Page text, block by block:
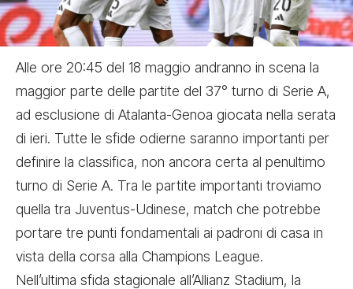
Alle ore 20:45 del 18 maggio andranno in scena la
maggior parte delle partite del 37° turno di Serie A,
ad esclusione di Atalanta-Genoa giocata nella serata
di ieri. Tutte le sfide odierne saranno importanti per
definire la classifica, non ancora certa al penultimo
turno di Serie A. Tra le partite importanti troviamo
quella tra Juventus-Udinese, match che potrebbe
portare tre punti fondamentali ai padroni di casa in
vista della corsa alla Champions League.
Nell’ultima sfida stagionale all’Allianz Stadium, la